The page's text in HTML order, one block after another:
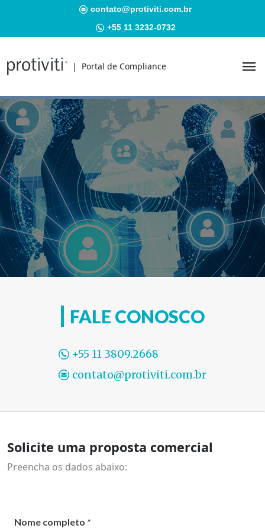
contato@protiviti.com.br
+55 11 3232-0732
| Portal de Compliance
FALE CONOSCO
+55 11 3809.2668
contato@protiviti.com.br
Solicite uma proposta comercial
Preencha os dados abaixo:
Nome completo *